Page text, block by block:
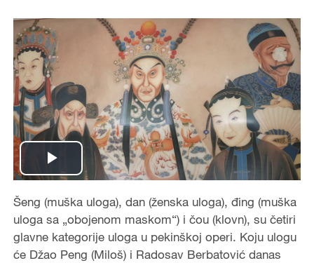
Play
Video
Šeng (muška uloga), dan (ženska uloga), đing (muška
uloga sa „obojenom maskom“) i čou (klovn), su četiri
glavne kategorije uloga u pekinškoj operi. Koju ulogu
će Džao Peng (Miloš) i Radosav Berbatović danas